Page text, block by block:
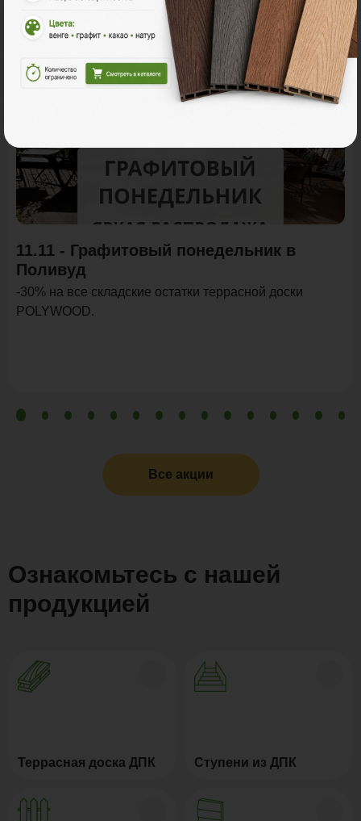
Акции
Акция
11.11 - Графитовый понедельник в
Поливуд
-30% на все складские остатки террасной доски
POLYWOOD.
Все акции
Ознакомьтесь с нашей
продукцией
Террасная доска ДПК Ступени из ДПК